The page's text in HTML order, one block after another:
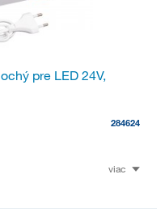
pre LED 24V,
284624
viac